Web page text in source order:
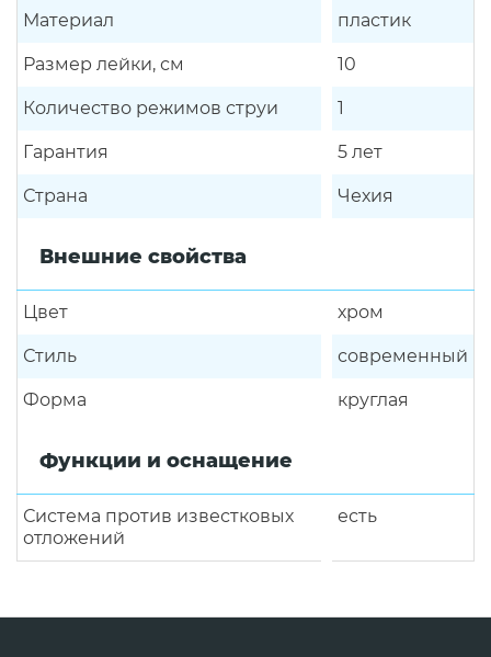
Материал пластик
Размер лейки, см 10
Количество режимов струи 1
Гарантия 5 лет
Страна Чехия
Внешние свойства
Цвет хром
Стиль современный
Форма круглая
Функции и оснащение
Система против известковых
отложений
есть